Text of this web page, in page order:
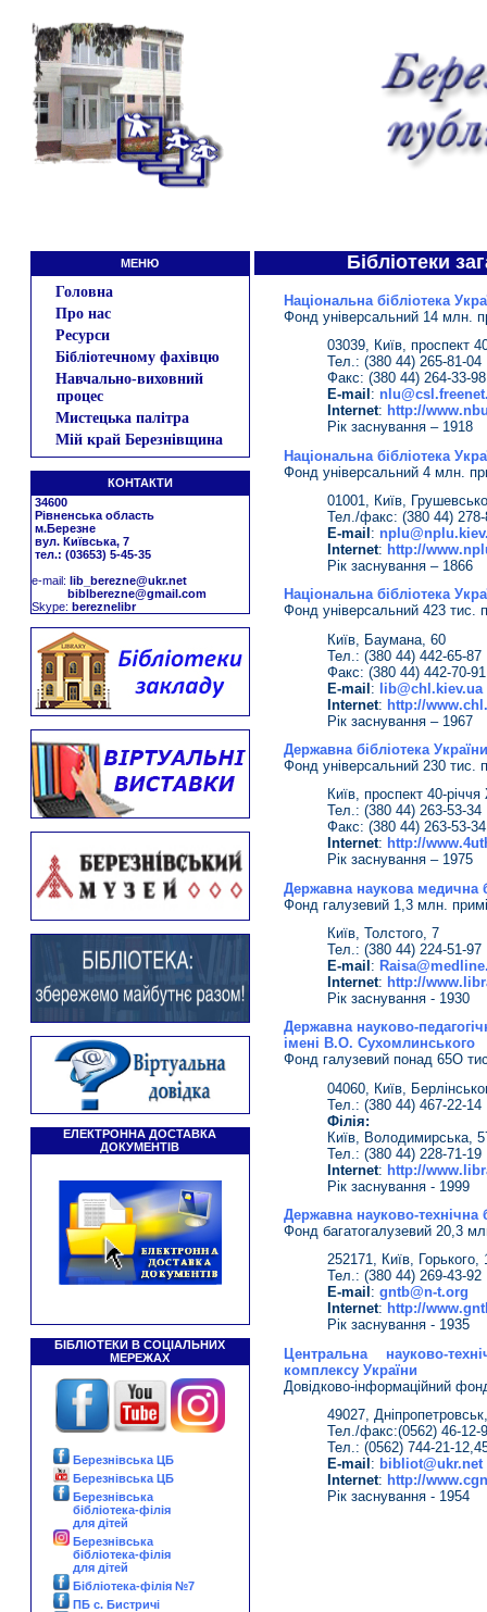
МЕНЮ
Головна
Про нас
Ресурси
Бібліотечному фахівцю
Навчально-виховний
процес
Мистецька палітра
Мій край Березнівщина
КОНТАКТИ
34600
Рівненська область
м.Березне
вул. Київська, 7
тел.: (03653) 5-45-35
е-mail: lib_berezne@ukr.net
biblberezne@gmail.com
Skype: bereznelibr
ЕЛЕКТРОННА ДОСТАВКА
ДОКУМЕНТІВ
БІБЛІОТЕКИ В СОЦІАЛЬНИХ
МЕРЕЖАХ
Березнівська ЦБ
Березнівська ЦБ
Березнівська
бібліотека-філія
для дітей
Березнівська
бібліотека-філія
для дітей
Бібліотека-філія №7
ПБ с. Бистричі
Бібліотеки
Національна бібліотека
Фонд універсальний 14 млн.
03039, Київ, проспект
Тел.: (380 44) 265-81-04
Факс: (380 44) 264-33-98
E-mail :
Іnternet: http://
Рік заснування – 1918
Національна бібліотека
Фонд універсальний 4 млн.
01001, Київ,
Тел./факс: (380 44) 278-
E-mail :
Іnternet: http://
Рік заснування – 1866
Національна бібліотека
Фонд універсальний 423 тис.
Київ, Баумана, 60
Тел.: (380 44) 442-65-87
Факс: (380 44) 442-70-91
E-mail: lib@chl.kiev.ua
Іnternet: http://
Рік заснування – 1967
Державна бібліотека
Фонд універсальний 230 тис.
Київ, проспект 40-
Тел.: (380 44) 263-53-34
Факс: (380 44) 263-53-34
Іnternet: http://
Рік заснування – 1975
Державна наукова медична
Фонд галузевий 1,3 млн.
Київ, Толстого, 7
Тел.: (380 44) 224-51-97
E-mail :
Іnternet: http://
Рік заснування - 1930
Державна науково-
імені В.О. Сухомлинського
Фонд галузевий понад 65О
04060, Київ,
Тел.: (380 44) 467-22-14
Філія:
Київ, Володимирська,
Тел.: (380 44) 228-71-19
Іnternet: http://
Рік заснування - 1999
Державна науково-технічна
Фонд багатогалузевий 20,3
252171, Київ, Горького,
Тел.: (380 44) 269-43-92
E-mail : gntb@n-t.org
Іnternet: http://
Рік заснування - 1935
Центральна науково-
комплексу України
Довідково-інформаційний
49027,
Тел./факс:(0562) 46-12-
Тел.: (0562) 744-21-
E-mail : bibliot@ukr.net
Іnternet: http://
Рік заснування - 1954